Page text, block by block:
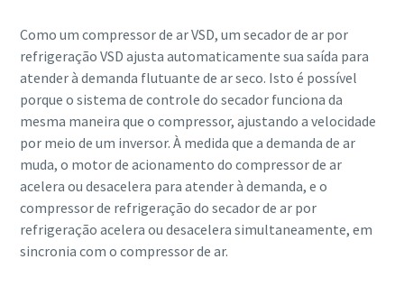
Como um compressor de ar VSD, um secador de ar por
refrigeração VSD ajusta automaticamente sua saída para
atender à demanda flutuante de ar seco. Isto é possível
porque o sistema de controle do secador funciona da
mesma maneira que o compressor, ajustando a velocidade
por meio de um inversor. À medida que a demanda de ar
muda, o motor de acionamento do compressor de ar
acelera ou desacelera para atender à demanda, e o
compressor de refrigeração do secador de ar por
refrigeração acelera ou desacelera simultaneamente, em
sincronia com o compressor de ar.